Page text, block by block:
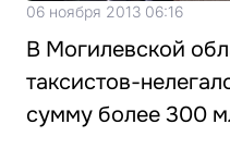
06 ноября 2013 06:16
В Могилевской
таксистов-
сумму более 300